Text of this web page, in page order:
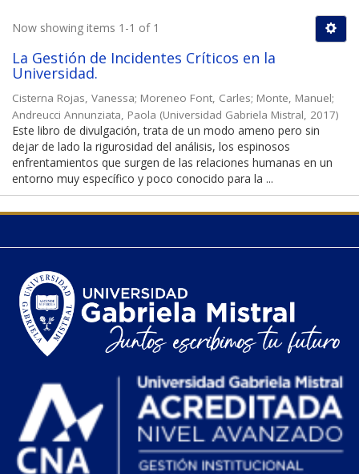
Now showing items 1-1 of 1
La Gestión de Incidentes Críticos en la
Universidad.
Cisterna Rojas, Vanessa; Moreneo Font, Carles; Monte, Manuel;
Andreucci Annunziata, Paola (Universidad Gabriela Mistral, 2017)
Este libro de divulgación, trata de un modo ameno pero sin
dejar de lado la rigurosidad del análisis, los espinosos
enfrentamientos que surgen de las relaciones humanas en un
entorno muy específico y poco conocido para la ...